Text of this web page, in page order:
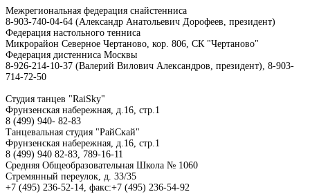
Межрегиональная федерация снайстенниса
8-903-740-04-64 (Александр Анатольевич Дорофеев, президент)
Федерация настольного тенниса
Микрорайон Северное Чертаново, кор. 806, СК "Чертаново"
Федерация дистенниса Москвы
8-926-214-10-37 (Валерий Вилович Александров, президент), 8-903-
714-72-50
Студия танцев "RaiSky"
Фрунзенская набережная, д.16, стр.1
8 (499) 940- 82-83
Танцевальная студия "РайСкай"
Фрунзенская набережная, д.16, стр.1
8 (499) 940 82-83, 789-16-11
Средняя Общеобразовательная Школа № 1060
Стремянный переулок, д. 33/35
+7 (495) 236-52-14, факс:+7 (495) 236-54-92